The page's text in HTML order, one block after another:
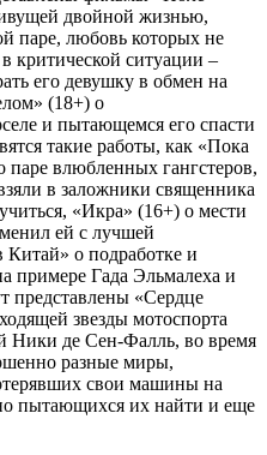
двойной жизнью,
паре, любовь которых не
критической ситуации –
его девушку в обмен на
(18+) о
и пытающемся его спасти
такие работы, как «Пока
паре влюбленных гангстеров,
в заложники священника
«Икра» (16+) о мести
ей с лучшей
о подработке и
примере Гада Эльмалеха и
представлены «Сердце
звезды мотоспорта
Ники де Сен-Фалль, во время
разные миры,
свои машины на
пытающихся их найти и еще